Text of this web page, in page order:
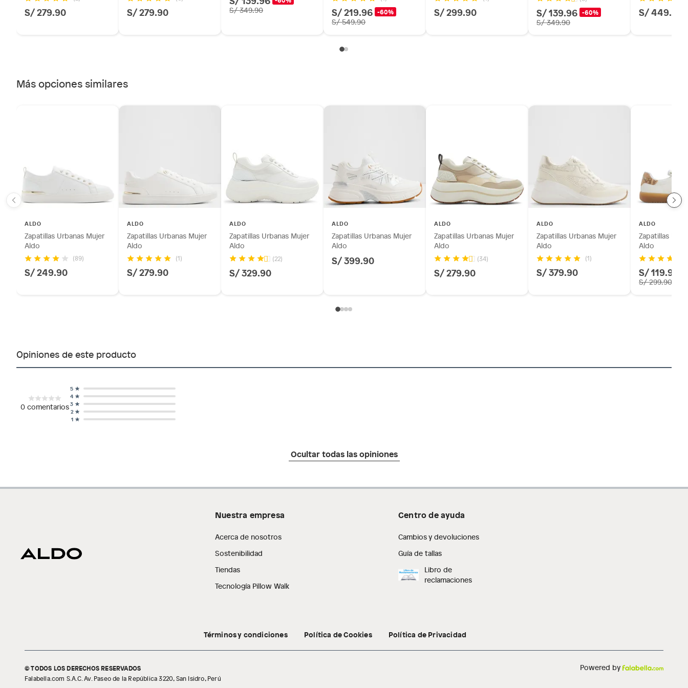
Licores y cigarros electrónicos.
S/ 279.90 S/ 279.90 S/ 349.90 S/ 219.96 -60%
S/ 549.90
S/ 299.90 S/ 139.96 -60%
S/ 349.90
S/ 449.90
Más opciones similares
ALDO
Zapatillas Urbanas Mujer
Aldo
(89)
S/ 249.90
ALDO
Zapatillas Urbanas Mujer
Aldo
(1)
S/ 279.90
ALDO
Zapatillas Urbanas Mujer
Aldo
(22)
S/ 329.90
ALDO
Zapatillas Urbanas Mujer
Aldo
S/ 399.90
ALDO
Zapatillas Urbanas Mujer
Aldo
(34)
S/ 279.90
ALDO
Zapatillas Urbanas Mujer
Aldo
(1)
S/ 379.90
ALDO
Zapatillas
Aldo
S/ 119.96
S/ 299.90
Opiniones de este producto
0 comentarios
1
2
3
4
5
Ocultar todas las opiniones
Nuestra empresa
Acerca de nosotros
Sostenibilidad
Tiendas
Tecnología Pillow Walk
Centro de ayuda
Cambios y devoluciones
Guía de tallas
Libro de
reclamaciones
Términos y condiciones Política de Cookies Política de Privacidad
© TODOS LOS DERECHOS RESERVADOS
Falabella.com S.A.C. Av. Paseo de la República 3220, San Isidro, Perú
Powered by